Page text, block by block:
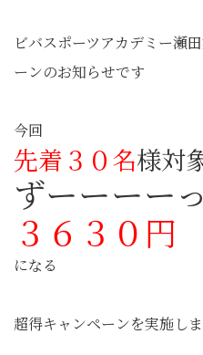
ビバスポーツアカデミー瀬
ーンのお知らせです
今回
先着３０名様対
ずーーーー
３６３０円
になる
超得キャンペーンを実施し